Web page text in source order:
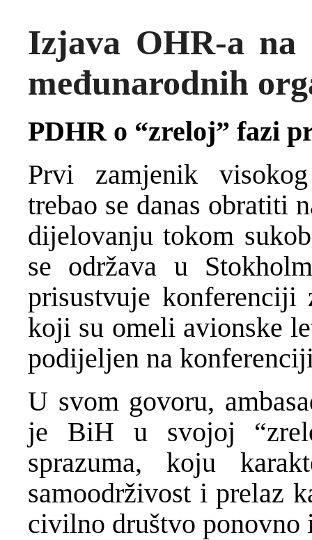
Izjava OHR-a na
međunarodnih
PDHR o “zreloj” fazi
Prvi zamjenik
trebao se danas obratiti
dijelovanju tokom
se održava u
prisustvuje konferenciji
koji su omeli avionske
podijeljen na
U svom govoru,
je BiH u svojoj
sprazuma, koju
samoodrživost i prelaz
civilno društvo ponovno